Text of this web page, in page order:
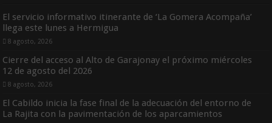
El servicio informativo itinerante de ‘La Gomera Acompaña’
llega este lunes a Hermigua
8 agosto, 2026
Cierre del acceso al Alto de Garajonay el próximo miércoles
12 de agosto del 2026
8 agosto, 2026
El Cabildo inicia la fase final de la adecuación del entorno de
La Rajita con la pavimentación de los aparcamientos